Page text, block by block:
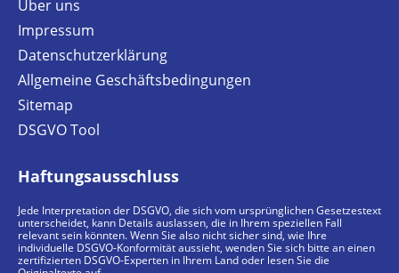
Über uns
Impressum
Datenschutzerklärung
Allgemeine Geschäftsbedingungen
Sitemap
DSGVO Tool
Haftungsausschluss
Jede Interpretation der DSGVO, die sich vom ursprünglichen Gesetzestext
unterscheidet, kann Details auslassen, die in Ihrem speziellen Fall
relevant sein könnten. Wenn Sie also nicht sicher sind, wie Ihre
individuelle DSGVO-Konformität aussieht, wenden Sie sich bitte an einen
zertifizierten DSGVO-Experten in Ihrem Land oder lesen Sie die